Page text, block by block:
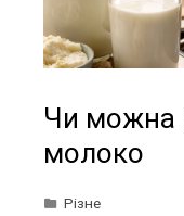
Чи можна
молоко
Різне